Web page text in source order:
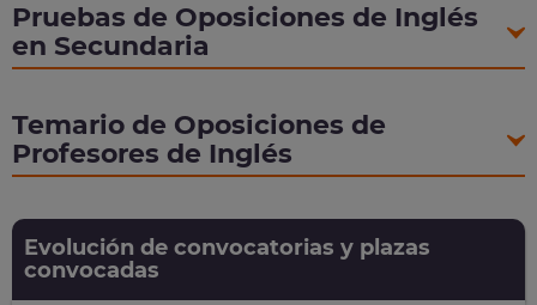
Pruebas de Oposiciones de Inglés
en Secundaria
Temario de Oposiciones de
Profesores de Inglés
Evolución de convocatorias y plazas
convocadas